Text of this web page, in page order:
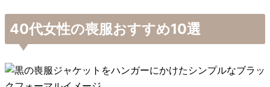
40代女性の喪服おすすめ10選